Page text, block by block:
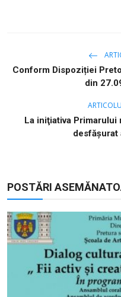
Conform Dispoziției
din
La iniţiativa Primarului
desfăşurat
POSTĂRI